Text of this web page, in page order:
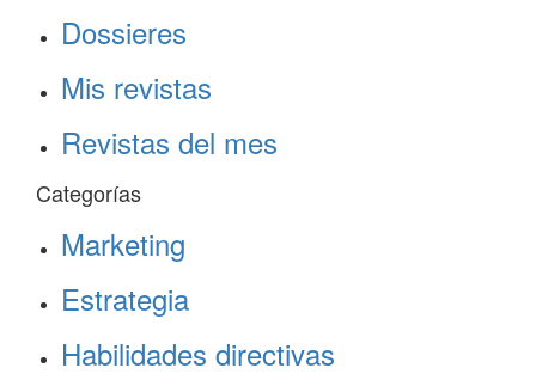
Dossieres
Mis revistas
Revistas del mes
Categorías
Marketing
Estrategia
Habilidades directivas